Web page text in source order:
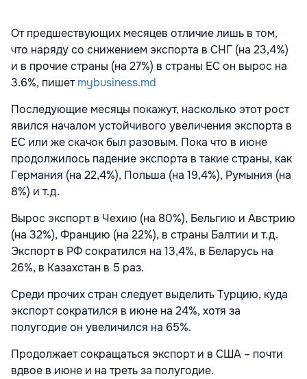
От предшествующих месяцев отличие лишь в том,
что наряду со снижением экспорта в СНГ (на 23,4%)
и в прочие страны (на 27%) в страны ЕС он вырос на
3.6%, пишетmybusiness.md
Последующие месяцы покажут, насколько этот рост
явился началом устойчивого увеличения экспорта в
ЕС или же скачок был разовым. Пока что в июне
продолжилось падение экспорта в такие страны, как
Германия (на 22,4%), Польша (на 19,4%), Румыния (на
8%) и т.д.
Вырос экспорт в Чехию (на 80%), Бельгию и Австрию
(на 32%), Францию (на 22%), в страны Балтии и т.д.
Экспорт в РФ сократился на 13,4%, в Беларусь на
26%, в Казахстан в 5 раз.
Среди прочих стран следует выделить Турцию, куда
экспорт сократился в июне на 24%, хотя за
полугодие он увеличился на 65%.
Продолжает сокращаться экспорт и в США – почти
вдвое в июне и на треть за полугодие.